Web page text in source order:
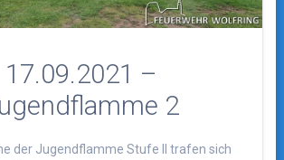
17.09.2021 –
2
der Jugendflamme Stufe II trafen sich